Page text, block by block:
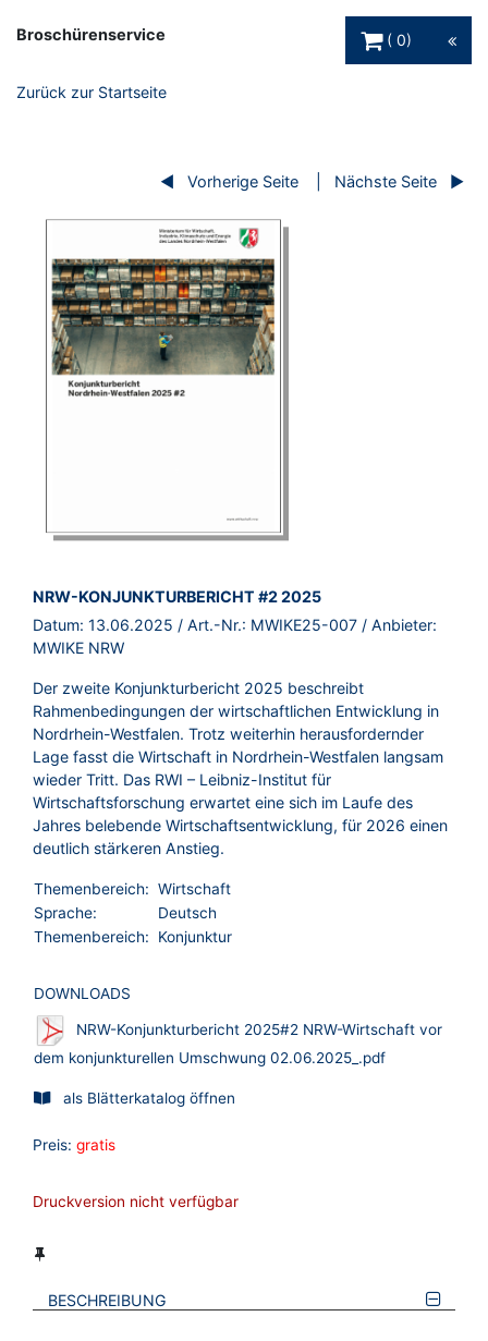
Broschürenservice
0
Zurück zur Startseite
Vorherige Seite Nächste Seite
BROSCHÜRE:
NRW-KONJUNKTURBERICHT #2 2025
Datum: 13.06.2025 / Art.-Nr.: MWIKE25-007 / Anbieter:
MWIKE NRW
Der zweite Konjunkturbericht 2025 beschreibt
Rahmenbedingungen der wirtschaftlichen Entwicklung in
Nordrhein-Westfalen. Trotz weiterhin herausfordernder
Lage fasst die Wirtschaft in Nordrhein-Westfalen langsam
wieder Tritt. Das RWI – Leibniz-Institut für
Wirtschaftsforschung erwartet eine sich im Laufe des
Jahres belebende Wirtschaftsentwicklung, für 2026 einen
deutlich stärkeren Anstieg.
Themenbereich: Wirtschaft
Sprache:
Deutsch
Themenbereich:
Konjunktur
DOWNLOADS
NRW-Konjunkturbericht 2025#2 NRW-Wirtschaft vor
dem konjunkturellen Umschwung 02.06.2025_.pdf
als Blätterkatalog öffnen
Preis: gratis
Druckversion nicht verfügbar
BESCHREIBUNG